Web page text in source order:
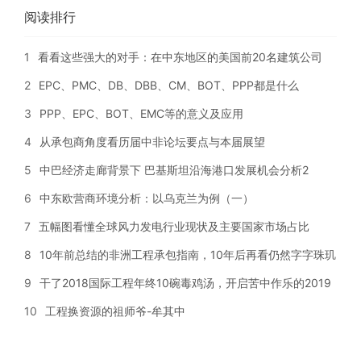
阅读排行
1 看看这些强大的对手：在中东地区的美国前20名建筑公司
2 EPC、PMC、DB、DBB、CM、BOT、PPP都是什么
3 PPP、EPC、BOT、EMC等的意义及应用
4 从承包商角度看历届中非论坛要点与本届展望
5 中巴经济走廊背景下 巴基斯坦沿海港口发展机会分析2
6 中东欧营商环境分析：以乌克兰为例（一）
7 五幅图看懂全球风力发电行业现状及主要国家市场占比
8 10年前总结的非洲工程承包指南，10年后再看仍然字字珠玑
9 干了2018国际工程年终10碗毒鸡汤，开启苦中作乐的2019
10 工程换资源的祖师爷-牟其中